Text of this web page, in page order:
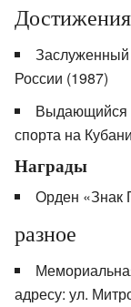
Достижения
Заслуженный
России (1987)
Выдающийся
спорта на
Награды
Орден «Знак
разное
адресу: ул.